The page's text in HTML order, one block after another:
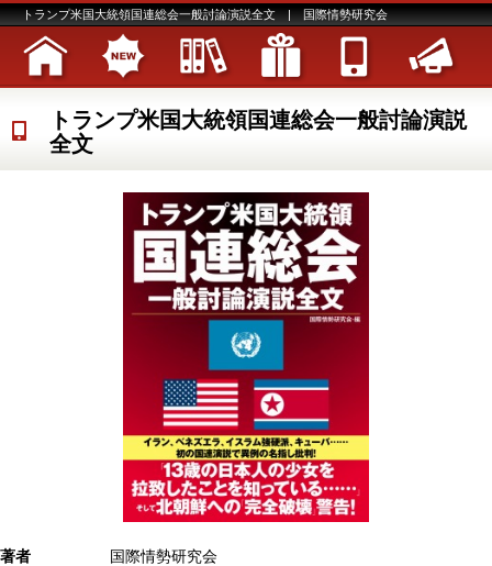
トランプ米国大統領国連総会一般討論演説全文 | 国際情勢研究会
トランプ米国大統領国連総会一般討論演説
全文
著者 国際情勢研究会